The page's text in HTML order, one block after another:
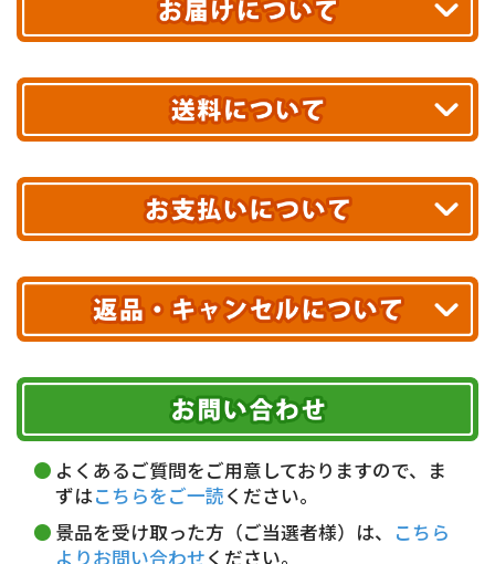
最短翌日お届け!
あす着エリアが対象です。
エリアやお届け日の確認はこちら▶
※ 配送業者による配送遅延が生じる可能性がございます。
※ 沖縄・離島はお届けできません。
送料無料!
10,000円未満 全国一律1,100円(税込)
配送業者
ヤマト運輸
お届け可能時間帯
午前中 14～16時
16～18時
18～20時
19～21時 指定なし
クレジットカード
代金引換(現金のみ)
5,000円未満…330円(税込)
期限を含むルール（条件）や、お客様にご負担い
ただく費用がございます。
詳しくはこちら▶
よくあるご質問をご用意しておりますので、ま
ずはこちらをご一読ください。
景品を受け取った方（ご当選者様）は、
こちら
よりお問い合わせください。